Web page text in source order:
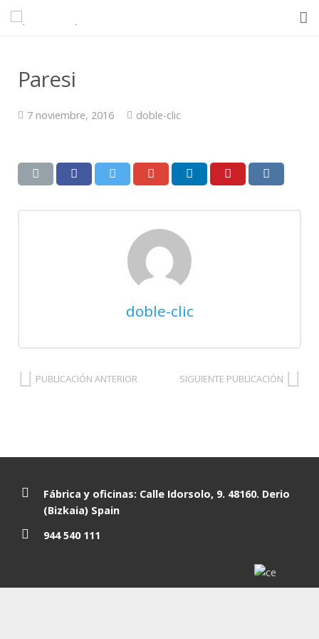
Quienes somos
Ventajas
En el mundo
Paresi
7 noviembre, 2016 doble-clic
doble-clic
PUBLICACIÓN ANTERIOR SIGUIENTE PUBLICACIÓN
Fábrica y oficinas: Calle Idorsolo, 9. 48160. Derio
(Bizkaia) Spain
944 540 111